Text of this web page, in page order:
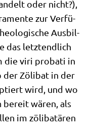
oder nicht?),
zur Ver­fü­
Aus­bil­
das letzt­end­lich
die viri pro­ba­ti in
der Zöli­bat in der
wird, und wo
wären, als
im zöli­ba­t­ä­ren